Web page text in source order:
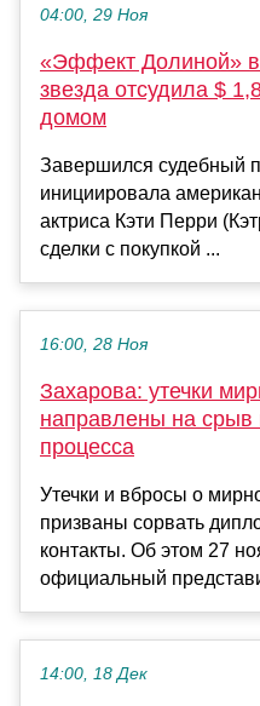
04:00, 29 Ноя
«Эффект Долиной»
звезда отсудила $
домом
Завершился судебный
инициировала
актриса Кэти Перри
сделки с покупкой ...
16:00, 28 Ноя
Захарова: утечки
направлены на срыв
процесса
Утечки и вбросы о
призваны сорвать
контакты. Об этом 27
официальный
14:00, 18 Дек